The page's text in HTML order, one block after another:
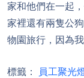
家和他們在一起
家裡還有兩隻公
物園旅行，因為
標籤： 員工聚光